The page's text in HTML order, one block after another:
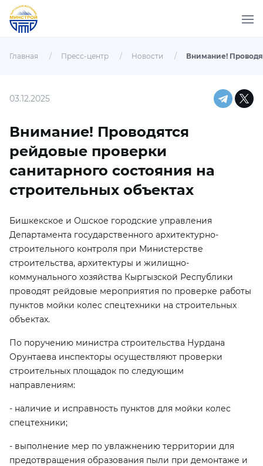
Главная / Пресс-центр / Новости /
03.12.2025
Внимание! Проводятся
рейдовые проверки
санитарного состояния на
строительных объектах
Бишкекское и Ошское городские управления
Департамента государственного архитектурно-
строительного контроля при Министерстве
строительства, архитектуры и жилищно-
коммунального хозяйства Кыргызской Республики
проводят рейдовые мероприятия по проверке работы
пунктов мойки колес спецтехники на строительных
объектах.
По поручению министра строительства Нурдана
Орунтаева инспекторы осуществляют проверки
строительных площадок по следующим
направлениям:
- наличие и исправность пунктов для мойки колес
спецтехники;
- выполнение мер по увлажнению территории для
предотвращения образования пыли при демонтаже и